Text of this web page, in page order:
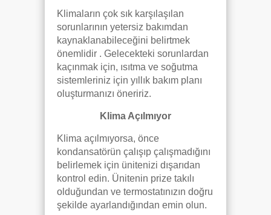
Klimaların çok sık karşılaşılan
sorunlarının yetersiz bakımdan
kaynaklanabileceğini belirtmek
önemlidir . Gelecekteki sorunlardan
kaçınmak için, ısıtma ve soğutma
sistemleriniz için yıllık bakım planı
oluşturmanızı öneririz.
Klima Açılmıyor
Klima açılmıyorsa, önce
kondansatörün çalışıp çalışmadığını
belirlemek için ünitenizi dışarıdan
kontrol edin. Ünitenin prize takılı
olduğundan ve termostatınızın doğru
şekilde ayarlandığından emin olun.